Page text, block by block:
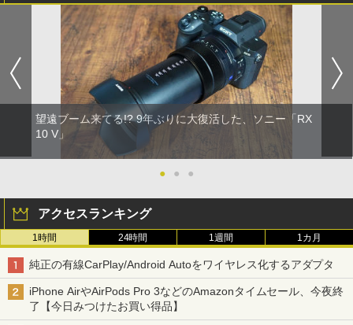
望遠ブーム来てる!? 9年ぶりに大復活した、ソニー「RX
10 V」
● ● ●
アクセスランキング
1時間 24時間 1週間 1カ月
純正の有線CarPlay/Android Autoをワイヤレス化するアダプタ
iPhone AirやAirPods Pro 3などのAmazonタイムセール、今夜終
了【今日みつけたお買い得品】